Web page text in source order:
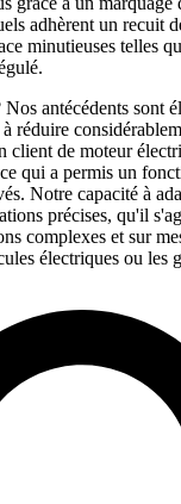
adhèrent un recuit
minutieuses telles
antécédents sont
réduire
client de moteur
qui a permis un
Notre capacité à
précises, qu'il
complexes et sur
électriques ou les